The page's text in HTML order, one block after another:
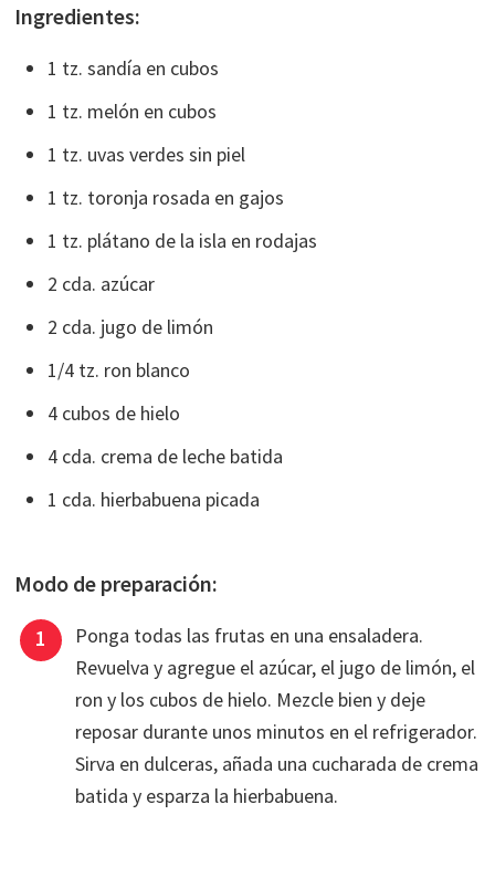
Ingredientes:
1 tz. sandía en cubos
1 tz. melón en cubos
1 tz. uvas verdes sin piel
1 tz. toronja rosada en gajos
1 tz. plátano de la isla en rodajas
2 cda. azúcar
2 cda. jugo de limón
1/4 tz. ron blanco
4 cubos de hielo
4 cda. crema de leche batida
1 cda. hierbabuena picada
Modo de preparación:
Ponga todas las frutas en una ensaladera.
Revuelva y agregue el azúcar, el jugo de limón, el
ron y los cubos de hielo. Mezcle bien y deje
reposar durante unos minutos en el refrigerador.
Sirva en dulceras, añada una cucharada de crema
batida y esparza la hierbabuena.